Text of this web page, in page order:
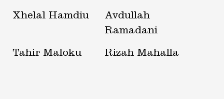
Xhelal Hamdiu
Avdullah
Ramadani
Tahir Maloku Rizah Mahalla